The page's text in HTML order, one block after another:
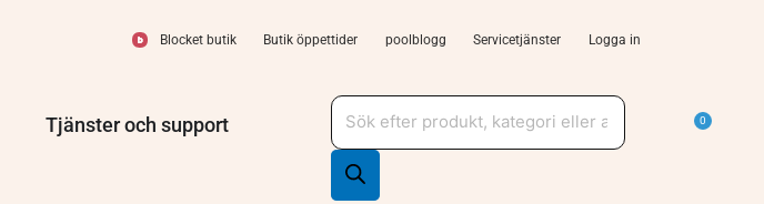
Blocket butik Butik öppettider poolblogg Servicetjänster Logga in
Öppna Reservdelar
Tjänster och support Öppna Tjänster och support
Produktsökning 0